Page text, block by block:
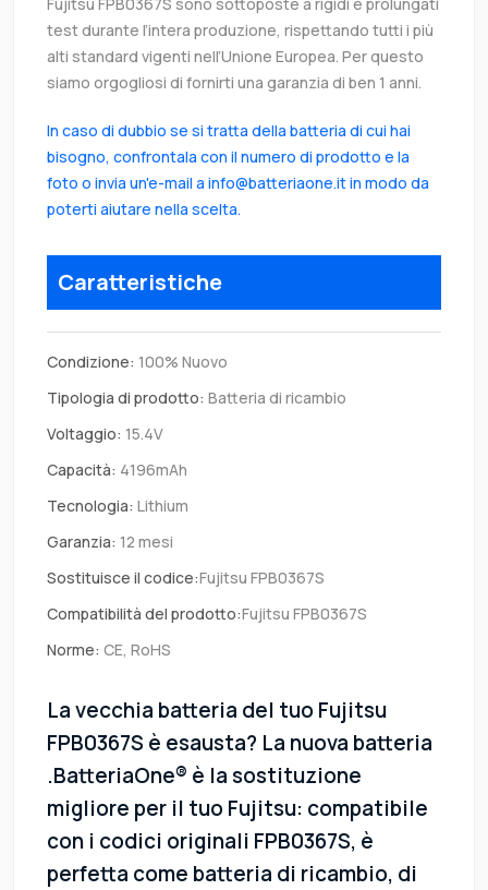
Fujitsu FPB0367S sono sottoposte a rigidi e prolungati
test durante l’intera produzione, rispettando tutti i più
alti standard vigenti nell’Unione Europea. Per questo
siamo orgogliosi di fornirti una garanzia di ben 1 anni.
In caso di dubbio se si tratta della batteria di cui hai
bisogno, confrontala con il numero di prodotto e la
foto o invia un'e-mail a info@batteriaone.it in modo da
poterti aiutare nella scelta.
Caratteristiche
Condizione: 100% Nuovo
Tipologia di prodotto: Batteria di ricambio
Voltaggio: 15.4V
Capacità: 4196mAh
Tecnologia: Lithium
Garanzia: 12 mesi
Sostituisce il codice:Fujitsu FPB0367S
Compatibilità del prodotto:Fujitsu FPB0367S
Norme: CE, RoHS
La vecchia batteria del tuo Fujitsu
FPB0367S è esausta? La nuova batteria
.BatteriaOne® è la sostituzione
migliore per il tuo Fujitsu: compatibile
con i codici originali FPB0367S, è
perfetta come batteria di ricambio, di